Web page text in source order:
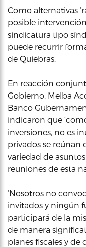
Como alternativas
posible
sindicatura tipo
puede recurrir
de Quiebras.
En reacción
Gobierno, Melba
Banco
indicaron que
inversiones, no es
privados se reúnan
variedad de
reuniones de esta
‘Nosotros no
invitados y ningún
participará de la
de manera
planes fiscales y